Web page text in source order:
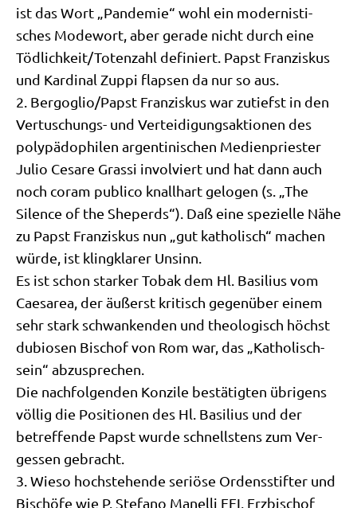
ist das Wort „Pan­de­mie“ wohl ein moder­ni­sti­
sches Mode­wort, aber gera­de nicht durch eine
Tödlichkeit/​Totenzahl defi­niert. Papst Fran­zis­kus
und Kar­di­nal Zup­pi flap­sen da nur so aus.
2. Bergoglio/​Papst Fran­zis­kus war zutiefst in den
Ver­tu­schungs- und Ver­tei­di­gungs­ak­tio­nen des
poly­pä­do­phi­len argen­ti­ni­schen Medi­en­prie­ster
Julio Cesa­re Gras­si invol­viert und hat dann auch
noch coram publi­co knall­hart gelo­gen (s. „The
Silence of the She­perds“). Daß eine spe­zi­el­le Nähe
zu Papst Fran­zis­kus nun „gut katho­lisch“ machen
wür­de, ist kling­kla­rer Unsinn.
Es ist schon star­ker Tobak dem Hl. Basi­li­us vom
Caesarea, der äußerst kri­tisch gegen­über einem
sehr stark schwan­ken­den und theo­lo­gisch höchst
dubio­sen Bischof von Rom war, das „Katho­lisch­
sein“ abzusprechen.
Die nach­fol­gen­den Kon­zi­le bestä­tig­ten übri­gens
völ­lig die Posi­tio­nen des Hl. Basi­li­us und der
betref­fen­de Papst wur­de schnell­stens zum Ver­
ges­sen gebracht.
3. Wie­so hoch­ste­hen­de seriö­se Ordens­stif­ter und
Bischö­fe wie P. Ste­fa­no Manel­li FFI, Erz­bi­schof